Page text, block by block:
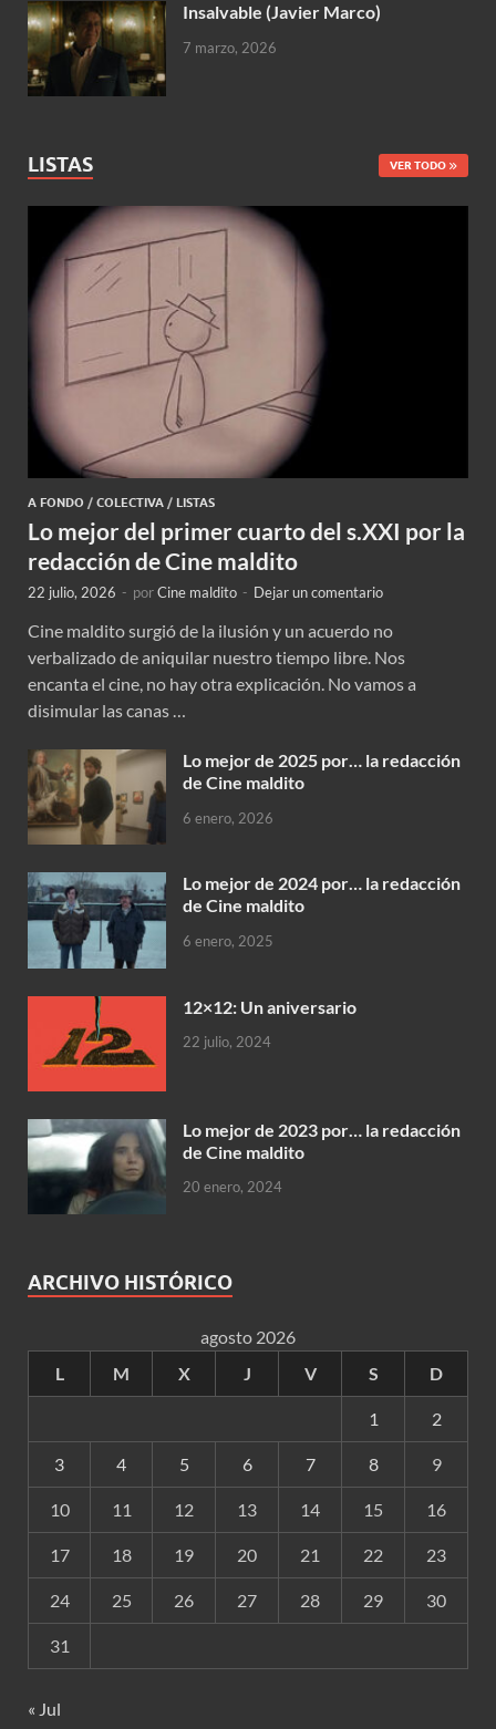
Insalvable (Javier Marco)
7 marzo, 2026
LISTAS VER TODO
A FONDO / COLECTIVA / LISTAS
Lo mejor del primer cuarto del s.XXI por la
redacción de Cine maldito
22 julio, 2026 - porCine maldito - Dejar un comentario
Cine maldito surgió de la ilusión y un acuerdo no
verbalizado de aniquilar nuestro tiempo libre. Nos
encanta el cine, no hay otra explicación. No vamos a
disimular las canas …
Lo mejor de 2025 por… la redacción
de Cine maldito
6 enero, 2026
Lo mejor de 2024 por… la redacción
de Cine maldito
6 enero, 2025
12×12: Un aniversario
22 julio, 2024
Lo mejor de 2023 por… la redacción
de Cine maldito
20 enero, 2024
ARCHIVO HISTÓRICO
agosto 2026
L
M X J V S D
1 2
3 4 5 6 7 8 9
10 11 12 13 14 15 16
17 18 19 20 21 22 23
24 25 26 27 28 29 30
31
« Jul